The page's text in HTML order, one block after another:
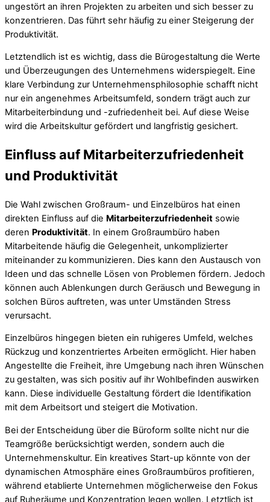
ungestört an ihren Projekten zu arbeiten und sich besser zu
konzentrieren. Das führt sehr häufig zu einer Steigerung der
Produktivität.
Letztendlich ist es wichtig, dass die Bürogestaltung die Werte
und Überzeugungen des Unternehmens widerspiegelt. Eine
klare Verbindung zur Unternehmensphilosophie schafft nicht
nur ein angenehmes Arbeitsumfeld, sondern trägt auch zur
Mitarbeiterbindung und -zufriedenheit bei. Auf diese Weise
wird die Arbeitskultur gefördert und langfristig gesichert.
Einfluss auf Mitarbeiterzufriedenheit
und Produktivität
Die Wahl zwischen Großraum- und Einzelbüros hat einen
direkten Einfluss auf die Mitarbeiterzufriedenheit sowie
deren Produktivität. In einem Großraumbüro haben
Mitarbeitende häufig die Gelegenheit, unkomplizierter
miteinander zu kommunizieren. Dies kann den Austausch von
Ideen und das schnelle Lösen von Problemen fördern. Jedoch
können auch Ablenkungen durch Geräusch und Bewegung in
solchen Büros auftreten, was unter Umständen Stress
verursacht.
Einzelbüros hingegen bieten ein ruhigeres Umfeld, welches
Rückzug und konzentriertes Arbeiten ermöglicht. Hier haben
Angestellte die Freiheit, ihre Umgebung nach ihren Wünschen
zu gestalten, was sich positiv auf ihr Wohlbefinden auswirken
kann. Diese individuelle Gestaltung fördert die Identifikation
mit dem Arbeitsort und steigert die Motivation.
Bei der Entscheidung über die Büroform sollte nicht nur die
Teamgröße berücksichtigt werden, sondern auch die
Unternehmenskultur. Ein kreatives Start-up könnte von der
dynamischen Atmosphäre eines Großraumbüros profitieren,
während etablierte Unternehmen möglicherweise den Fokus
auf Ruheräume und Konzentration legen wollen. Letztlich ist